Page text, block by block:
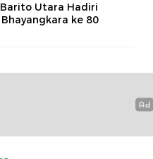
Utara Hadiri
ke 80